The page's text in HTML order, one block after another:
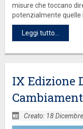
misure che toccano
potenzialmente quelle
Leggi tutto...
IX Edizione
Creato: 18